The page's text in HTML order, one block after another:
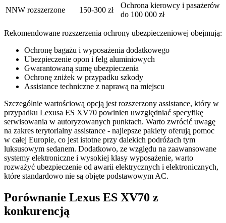
NNW rozszerzone 150-300 zł
Ochrona kierowcy i pasażerów
do 100 000 zł
Rekomendowane rozszerzenia ochrony ubezpieczeniowej obejmują:
Ochronę bagażu i wyposażenia dodatkowego
Ubezpieczenie opon i felg aluminiowych
Gwarantowaną sumę ubezpieczenia
Ochronę zniżek w przypadku szkody
Assistance techniczne z naprawą na miejscu
Szczególnie wartościową opcją jest rozszerzony assistance, który w
przypadku Lexusa ES XV70 powinien uwzględniać specyfikę
serwisowania w autoryzowanych punktach. Warto zwrócić uwagę
na zakres terytorialny assistance - najlepsze pakiety oferują pomoc
w całej Europie, co jest istotne przy dalekich podróżach tym
luksusowym sedanem. Dodatkowo, ze względu na zaawansowane
systemy elektroniczne i wysokiej klasy wyposażenie, warto
rozważyć ubezpieczenie od awarii elektrycznych i elektronicznych,
które standardowo nie są objęte podstawowym AC.
Porównanie Lexus ES XV70 z
konkurencją